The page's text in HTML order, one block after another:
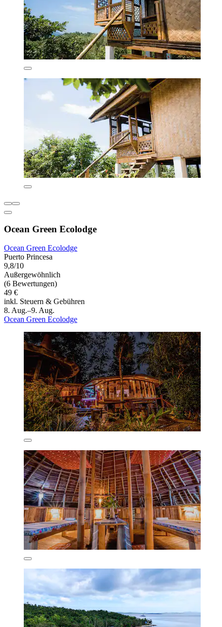
Ocean Green Ecolodge
Ocean Green Ecolodge
Puerto Princesa
9,8/10
Außergewöhnlich
(6 Bewertungen)
49 €
inkl. Steuern & Gebühren
8. Aug.–9. Aug.
Ocean Green Ecolodge